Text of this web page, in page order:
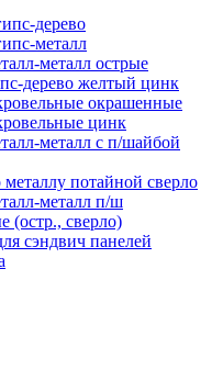
дерево
металл
металл острые
дерево желтый цинк
окрашенные
цинк
металл с п/шайбой
потайной сверло
металл п/ш
(остр., сверло)
сэндвич панелей